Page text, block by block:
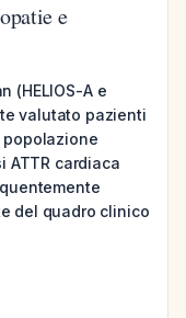
e
(HELIOS-A e
valutato pazienti
ATTR cardiaca
del quadro clinico